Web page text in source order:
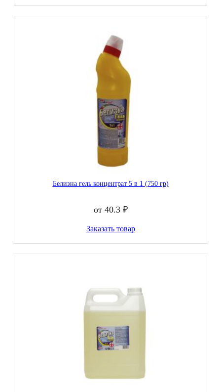
Белизна гель концентрат 5 в 1 (750 гр)
от 40.3 ₽
Заказать товар